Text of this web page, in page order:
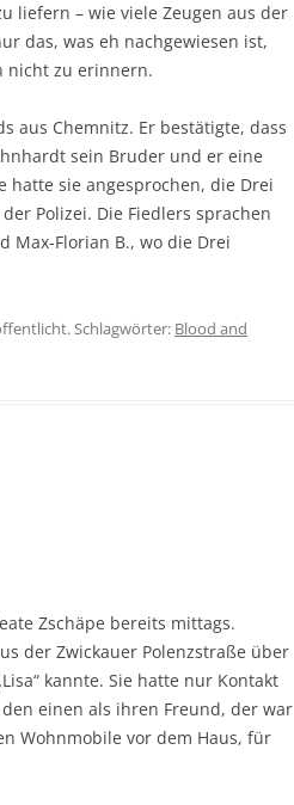
liefern – wie viele Zeugen aus der
das, was eh nachgewiesen ist,
nicht zu erinnern.
aus Chemnitz. Er bestätigte, dass
sein Bruder und er eine
hatte sie angesprochen, die Drei
Polizei. Die Fiedlers sprachen
Max-Florian B., wo die Drei
Schlagwörter: Blood and
Zschäpe bereits mittags.
der Zwickauer Polenzstraße über
kannte. Sie hatte nur Kontakt
einen als ihren Freund, der war
Wohnmobile vor dem Haus, für